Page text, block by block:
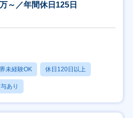
～／年間休日125日
未経験OK 休日120日以上
あり